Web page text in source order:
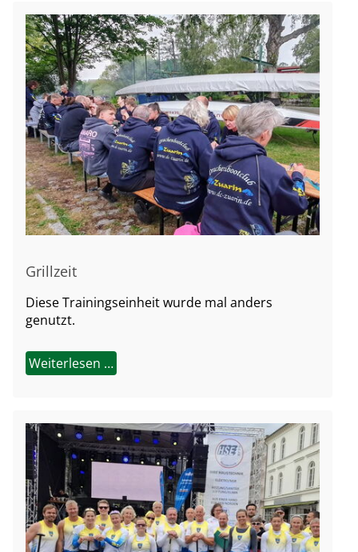
Grillzeit
Diese Trainingseinheit wurde mal anders
genutzt.
Weiterlesen …